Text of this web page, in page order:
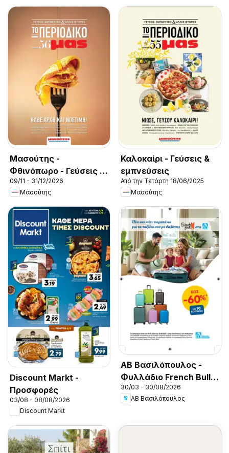
Μασούτης -
Φθινόπωρο - Γεύσεις &
εμπνεύσεις
09/11 - 31/12/2026
Μασούτης
Καλοκαίρι - Γεύσεις &
εμπνεύσεις
Από την Τετάρτη 18/06/2025
Μασούτης
Discount Markt -
Προσφορές
03/08 - 08/08/2026
Discount Markt
ΑΒ Βασιλόπουλος -
Φυλλάδιο French Bull
Continuity leaflet 2026
30/03 - 30/08/2026
ΑΒ Βασιλόπουλος